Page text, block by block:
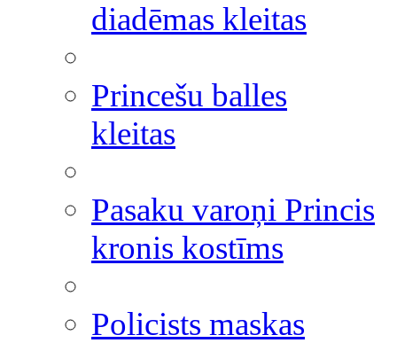
diadēmas kleitas
Princešu balles
kleitas
Pasaku varoņi Princis
kronis kostīms
Policists maskas